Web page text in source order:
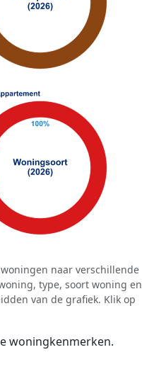
naar verschillende
type, soort woning en
van de grafiek. Klik op
woningkenmerken.